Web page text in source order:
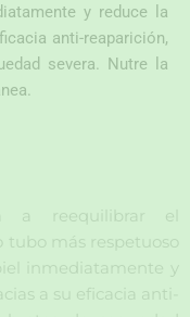
y reduce la
anti-reaparición,
severa. Nutre la
a reequilibrar el
más respetuoso
inmediatamente y
a su eficacia anti-